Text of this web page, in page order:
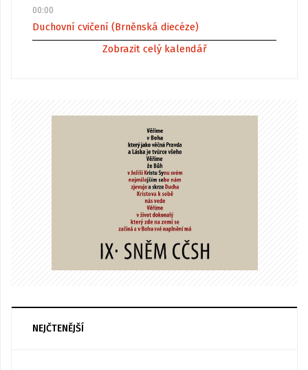
00:00
Duchovní cvičení (Brněnská diecéze)
Zobrazit celý kalendář
NEJČTENĚJŠÍ